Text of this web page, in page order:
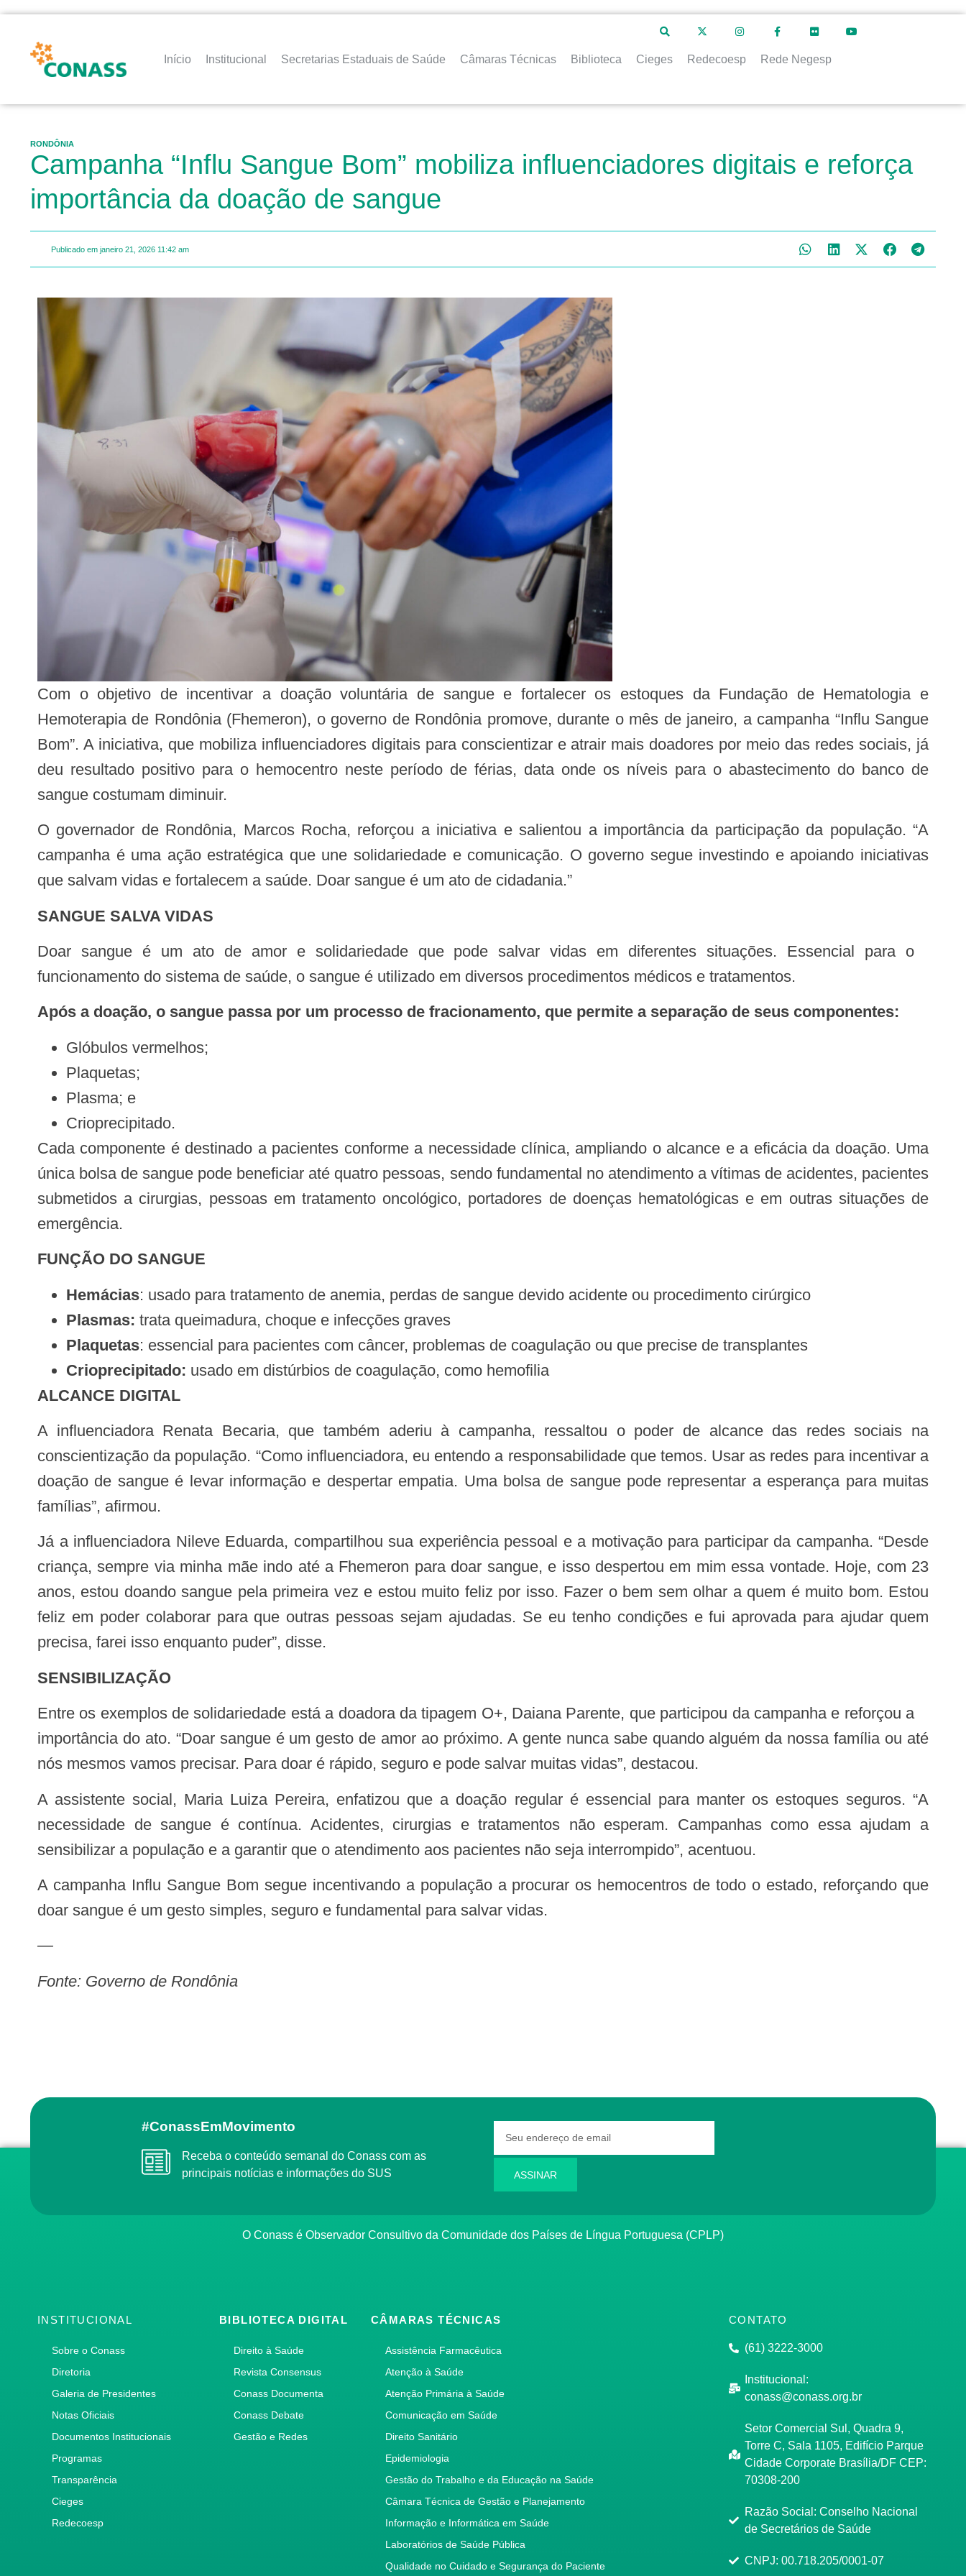
Início Institucional Secretarias Estaduais de Saúde Câmaras Técnicas Biblioteca Cieges Redecoesp Rede Negesp
RONDÔNIA
Campanha “Influ Sangue Bom” mobiliza influenciadores digitais e reforça
importância da doação de sangue
Publicado em janeiro 21, 2026 11:42 am
Com o objetivo de incentivar a doação voluntária de sangue e fortalecer os estoques da Fundação de Hematologia e
Hemoterapia de Rondônia (Fhemeron), o governo de Rondônia promove, durante o mês de janeiro, a campanha “Influ Sangue
Bom”. A iniciativa, que mobiliza influenciadores digitais para conscientizar e atrair mais doadores por meio das redes sociais, já
deu resultado positivo para o hemocentro neste período de férias, data onde os níveis para o abastecimento do banco de
sangue costumam diminuir.
O governador de Rondônia, Marcos Rocha, reforçou a iniciativa e salientou a importância da participação da população. “A
campanha é uma ação estratégica que une solidariedade e comunicação. O governo segue investindo e apoiando iniciativas
que salvam vidas e fortalecem a saúde. Doar sangue é um ato de cidadania.”
SANGUE SALVA VIDAS
Doar sangue é um ato de amor e solidariedade que pode salvar vidas em diferentes situações. Essencial para o
funcionamento do sistema de saúde, o sangue é utilizado em diversos procedimentos médicos e tratamentos.
Após a doação, o sangue passa por um processo de fracionamento, que permite a separação de seus componentes:
Glóbulos vermelhos;
Plaquetas;
Plasma; e
Crioprecipitado.
Cada componente é destinado a pacientes conforme a necessidade clínica, ampliando o alcance e a eficácia da doação. Uma
única bolsa de sangue pode beneficiar até quatro pessoas, sendo fundamental no atendimento a vítimas de acidentes, pacientes
submetidos a cirurgias, pessoas em tratamento oncológico, portadores de doenças hematológicas e em outras situações de
emergência.
FUNÇÃO DO SANGUE
Hemácias: usado para tratamento de anemia, perdas de sangue devido acidente ou procedimento cirúrgico
Plasmas: trata queimadura, choque e infecções graves
Plaquetas: essencial para pacientes com câncer, problemas de coagulação ou que precise de transplantes
Crioprecipitado: usado em distúrbios de coagulação, como hemofilia
ALCANCE DIGITAL
A influenciadora Renata Becaria, que também aderiu à campanha, ressaltou o poder de alcance das redes sociais na
conscientização da população. “Como influenciadora, eu entendo a responsabilidade que temos. Usar as redes para incentivar a
doação de sangue é levar informação e despertar empatia. Uma bolsa de sangue pode representar a esperança para muitas
famílias”, afirmou.
Já a influenciadora Nileve Eduarda, compartilhou sua experiência pessoal e a motivação para participar da campanha. “Desde
criança, sempre via minha mãe indo até a Fhemeron para doar sangue, e isso despertou em mim essa vontade. Hoje, com 23
anos, estou doando sangue pela primeira vez e estou muito feliz por isso. Fazer o bem sem olhar a quem é muito bom. Estou
feliz em poder colaborar para que outras pessoas sejam ajudadas. Se eu tenho condições e fui aprovada para ajudar quem
precisa, farei isso enquanto puder”, disse.
SENSIBILIZAÇÃO
Entre os exemplos de solidariedade está a doadora da tipagem O+, Daiana Parente, que participou da campanha e reforçou a
importância do ato. “Doar sangue é um gesto de amor ao próximo. A gente nunca sabe quando alguém da nossa família ou até
nós mesmos vamos precisar. Para doar é rápido, seguro e pode salvar muitas vidas”, destacou.
A assistente social, Maria Luiza Pereira, enfatizou que a doação regular é essencial para manter os estoques seguros. “A
necessidade de sangue é contínua. Acidentes, cirurgias e tratamentos não esperam. Campanhas como essa ajudam a
sensibilizar a população e a garantir que o atendimento aos pacientes não seja interrompido”, acentuou.
A campanha Influ Sangue Bom segue incentivando a população a procurar os hemocentros de todo o estado, reforçando que
doar sangue é um gesto simples, seguro e fundamental para salvar vidas.
—
Fonte: Governo de Rondônia
#ConassEmMovimento
Receba o conteúdo semanal do Conass com as
principais notícias e informações do SUS
ASSINAR
O Conass é Observador Consultivo da Comunidade dos Países de Língua Portuguesa (CPLP)
INSTITUCIONAL
Sobre o Conass
Diretoria
Galeria de Presidentes
Notas Oficiais
Documentos Institucionais
Programas
Transparência
Cieges
Redecoesp
BIBLIOTECA DIGITAL
Direito à Saúde
Revista Consensus
Conass Documenta
Conass Debate
Gestão e Redes
CÂMARAS TÉCNICAS
Assistência Farmacêutica
Atenção à Saúde
Atenção Primária à Saúde
Comunicação em Saúde
Direito Sanitário
Epidemiologia
Gestão do Trabalho e da Educação na Saúde
Câmara Técnica de Gestão e Planejamento
Informação e Informática em Saúde
Laboratórios de Saúde Pública
Qualidade no Cuidado e Segurança do Paciente
CONTATO
(61) 3222-3000
Institucional:
conass@conass.org.br
Setor Comercial Sul, Quadra 9,
Torre C, Sala 1105, Edifício Parque
Cidade Corporate Brasília/DF CEP:
70308-200
Razão Social: Conselho Nacional
de Secretários de Saúde
CNPJ: 00.718.205/0001-07